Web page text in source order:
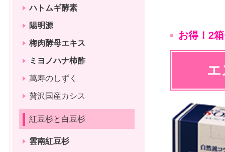
お得！2
ハトムギ酵素
陽明源
梅肉酵母エキス
ミヨノハナ柿酢
萬寿のしずく
贅沢国産カシス
紅豆杉と白豆杉
雲南紅豆杉